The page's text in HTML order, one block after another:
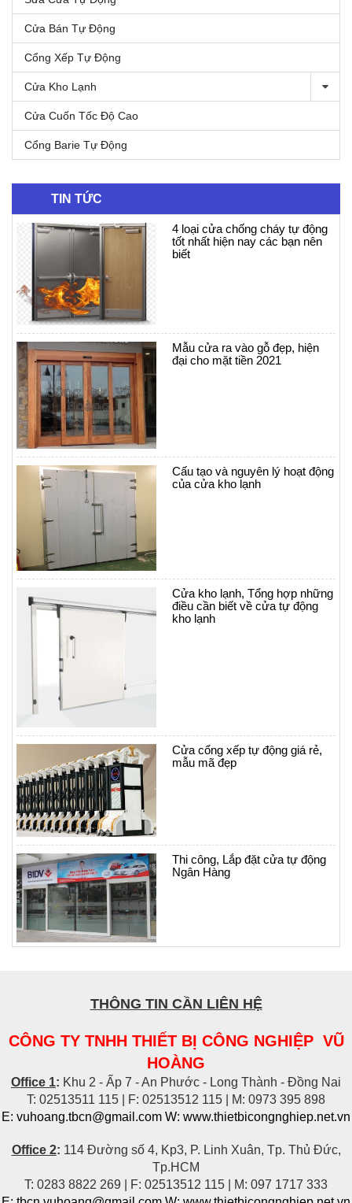
Cửa Bán Tự Động
Cổng Xếp Tự Động
Cửa Kho Lạnh
Cửa Cuốn Tốc Độ Cao
Cổng Barie Tự Động
TIN TỨC
4 loại cửa chống cháy tự động
tốt nhất hiện nay các bạn nên
biết
Mẫu cửa ra vào gỗ đẹp, hiện
đại cho mặt tiền 2021
Cấu tạo và nguyên lý hoạt động
của cửa kho lạnh
Cửa kho lạnh, Tổng hợp những
điều cần biết về cửa tự động
kho lạnh
Cửa cổng xếp tự động giá rẻ,
mẫu mã đẹp
Thi công, Lắp đặt cửa tự động
Ngân Hàng
THÔNG TIN CẦN LIÊN HỆ
CÔNG TY TNHH THIẾT BỊ CÔNG NGHIỆP VŨ
HOÀNG
Office 1: Khu 2 - Ấp 7 - An Phước - Long Thành - Đồng Nai
T: 02513511 115 | F: 02513512 115 | M: 0973 395 898
E: vuhoang.tbcn@gmail.com W: www.thietbicongnghiep.net.vn
Office 2: 114 Đường số 4, Kp3, P. Linh Xuân, Tp. Thủ Đức,
Tp.HCM
T: 0283 8822 269 | F: 02513512 115 | M: 097 1717 333